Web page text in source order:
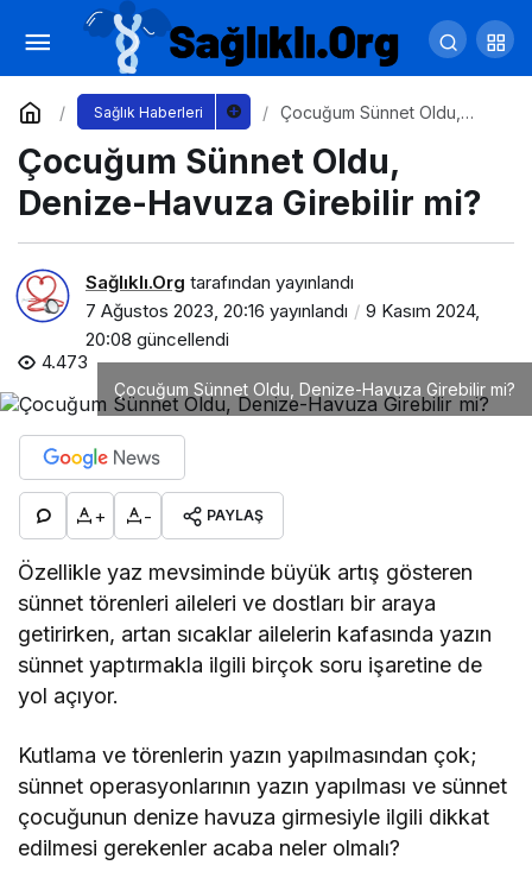
Sağlık Haberleri
Çocuğum Sünnet Oldu,
Çocuğum Sünnet Oldu,
Denize-Havuza Girebilir mi?
Sağlıklı.Org tarafından yayınlandı
7 Ağustos 2023, 20:16 yayınlandı
9 Kasım 2024,
20:08 güncellendi
4.473
Çocuğum Sünnet Oldu, Denize-Havuza Girebilir mi?
+ - PAYLAŞ
Özellikle yaz mevsiminde büyük artış gösteren
sünnet törenleri aileleri ve dostları bir araya
getirirken, artan sıcaklar ailelerin kafasında yazın
sünnet yaptırmakla ilgili birçok soru işaretine de
yol açıyor.
Kutlama ve törenlerin yazın yapılmasından çok;
sünnet operasyonlarının yazın yapılması ve sünnet
çocuğunun denize havuza girmesiyle ilgili dikkat
edilmesi gerekenler acaba neler olmalı?
Anne bebek arasındaki ilişki başlangıçtan
güçlü tutulmalı
Yorum Yap Paylaş